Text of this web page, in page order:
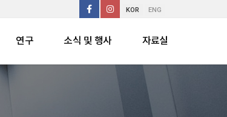
KOR ENG
연구 소식 및 행사 자료실